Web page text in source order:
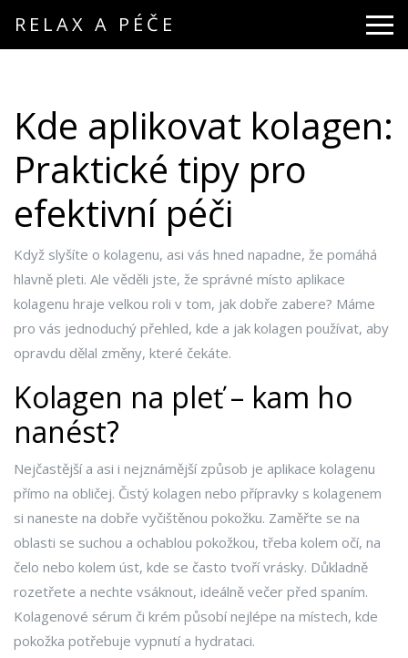
RELAX A PÉČE
Kde aplikovat kolagen:
Praktické tipy pro
efektivní péči
Když slyšíte o kolagenu, asi vás hned napadne, že pomáhá
hlavně pleti. Ale věděli jste, že správné místo aplikace
kolagenu hraje velkou roli v tom, jak dobře zabere? Máme
pro vás jednoduchý přehled, kde a jak kolagen používat, aby
opravdu dělal změny, které čekáte.
Kolagen na pleť – kam ho
nanést?
Nejčastější a asi i nejznámější způsob je aplikace kolagenu
přímo na obličej. Čistý kolagen nebo přípravky s kolagenem
si naneste na dobře vyčištěnou pokožku. Zaměřte se na
oblasti se suchou a ochablou pokožkou, třeba kolem očí, na
čelo nebo kolem úst, kde se často tvoří vrásky. Důkladně
rozetřete a nechte vsáknout, ideálně večer před spaním.
Kolagenové sérum či krém působí nejlépe na místech, kde
pokožka potřebuje vypnutí a hydrataci.